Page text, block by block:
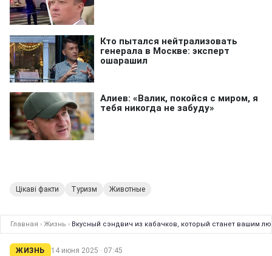
Цікаві факти Туризм Животные
Главная › Жизнь › Вкусный сэндвич из кабачков, который станет вашим
ЖИЗНЬ 14 июня 2025 · 07:45